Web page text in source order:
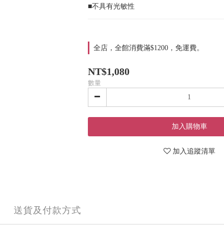
■不具有光敏性
全店，全館消費滿$1200，免運費。
NT$1,080
數量
加入購物車
加入追蹤清單
送貨及付款方式